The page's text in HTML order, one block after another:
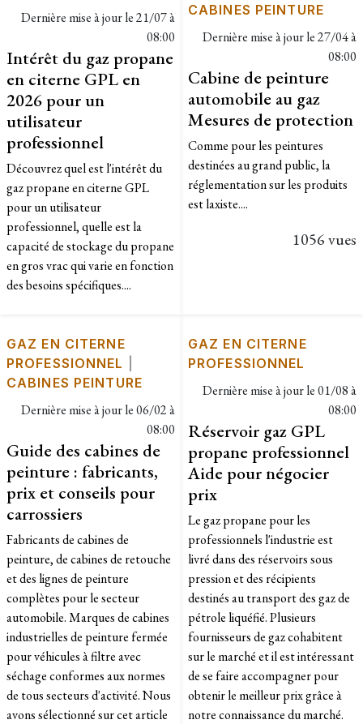
Dernière mise à jour le21/07 à
08:00
Intérêt du gaz propane
en citerne GPL en
2026 pour un
utilisateur
professionnel
Découvrez quel est l'intérêt du
gaz propane en citerne GPL
pour un utilisateur
professionnel, quelle est la
capacité de stockage du propane
en gros vrac qui varie en fonction
des besoins spécifiques....
CABINES PEINTURE
Dernière mise à jour le27/04 à
08:00
Cabine de peinture
automobile au gaz
Mesures de protection
Comme pour les peintures
destinées au grand public, la
réglementation sur les produits
est laxiste....
1056 vues
GAZ EN CITERNE
PROFESSIONNEL
CABINES PEINTURE
Dernière mise à jour le06/02 à
08:00
Guide des cabines de
peinture : fabricants,
prix et conseils pour
carrossiers
Fabricants de cabines de
peinture, de cabines de retouche
et des lignes de peinture
complètes pour le secteur
automobile. Marques de cabines
industrielles de peinture fermée
pour véhicules à filtre avec
séchage conformes aux normes
de tous secteurs d'activité. Nous
avons sélectionné sur cet article
GAZ EN CITERNE
PROFESSIONNEL
Dernière mise à jour le01/08 à
08:00
Réservoir gaz GPL
propane professionnel
Aide pour négocier
prix
Le gaz propane pour les
professionnels l'industrie est
livré dans des réservoirs sous
pression et des récipients
destinés au transport des gaz de
pétrole liquéfié. Plusieurs
fournisseurs de gaz cohabitent
sur le marché et il est intéressant
de se faire accompagner pour
obtenir le meilleur prix grâce à
notre connaissance du marché.